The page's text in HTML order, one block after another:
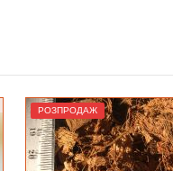
РОЗПРОДАЖ